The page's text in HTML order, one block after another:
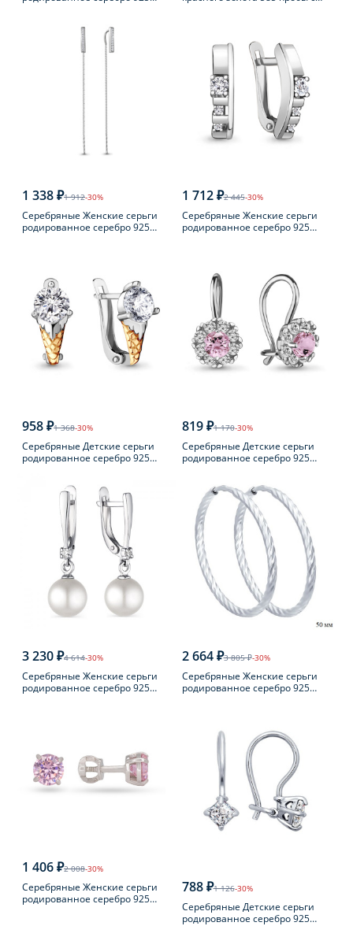
1 338 ₽1 912-30%
Серебряные Женские серьги
родированное серебро 925
1 712 ₽2 445-30%
Серебряные Женские серьги
родированное серебро 925
958 ₽1 368-30%
Серебряные Детские серьги
родированное серебро 925
819 ₽1 170-30%
Серебряные Детские серьги
родированное серебро 925
3 230 ₽4 614-30%
Серебряные Женские серьги
родированное серебро 925
2 664 ₽3 805 ₽-30%
Серебряные Женские серьги
родированное серебро 925
1 406 ₽2 008-30%
Серебряные Женские серьги
родированное серебро 925
788 ₽1 126-30%
Серебряные Детские серьги
родированное серебро 925